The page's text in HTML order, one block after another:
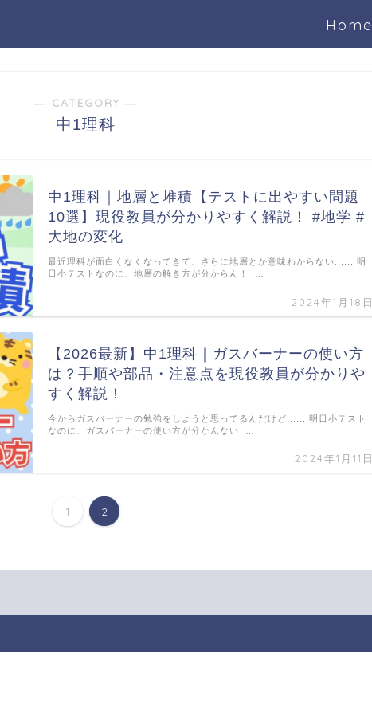
Home
― CATEGORY ―
中1理科
中1理科｜地層と堆積【テストに出やすい問題
10選】現役教員が分かりやすく解説！ #地学 #
大地の変化
2024年1月18日
最近理科が面白くなくなってきて、さらに地層とか意味わからない...... 明
日小テストなのに、地層の解き方が分からん！ …
【2026最新】中1理科｜ガスバーナーの使い方
は？手順や部品・注意点を現役教員が分かりや
すく解説！
2024年1月11日
今からガスバーナーの勉強をしようと思ってるんだけど...... 明日小テスト
なのに、ガスバーナーの使い方が分かんない …
1 2